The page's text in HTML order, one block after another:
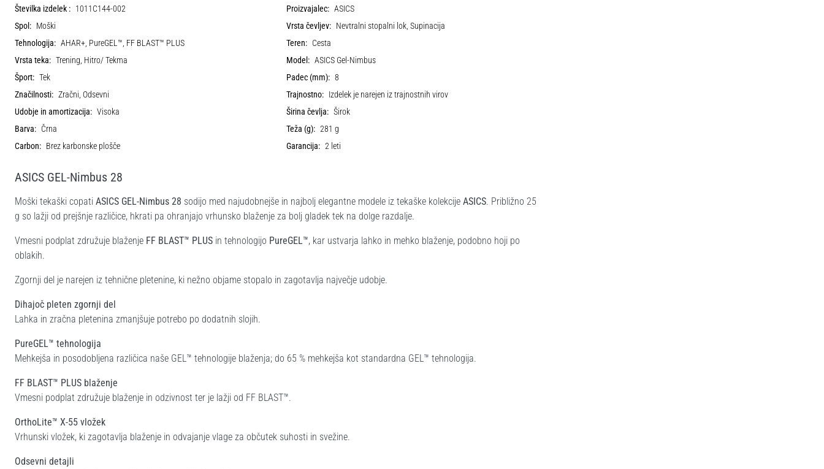
Številka izdelek : 1011C144-002 Proizvajalec: ASICS
Spol: Moški Vrsta čevljev: Nevtralni stopalni lok, Supinacija
Tehnologija: AHAR+, PureGEL™, FF BLAST™ PLUS Teren: Cesta
Vrsta teka: Trening, Hitro/ Tekma Model: ASICS Gel-Nimbus
Šport: Tek Padec (mm): 8
Značilnosti: Zračni, Odsevni Trajnostno: Izdelek je narejen iz trajnostnih virov
Udobje in amortizacija: Visoka Širina čevlja: Širok
Barva: Črna Teža (g): 281 g
Carbon: Brez karbonske plošče Garancija: 2 leti
ASICS GEL-Nimbus 28
Moški tekaški copati ASICS GEL-Nimbus 28 sodijo med najudobnejše in najbolj elegantne modele iz tekaške kolekcije ASICS. Približno 25
g so lažji od prejšnje različice, hkrati pa ohranjajo vrhunsko blaženje za bolj gladek tek na dolge razdalje.
Vmesni podplat združuje blaženje FF BLAST™ PLUS in tehnologijo PureGEL™, kar ustvarja lahko in mehko blaženje, podobno hoji po
oblakih.
Zgornji del je narejen iz tehnične pletenine, ki nežno objame stopalo in zagotavlja največje udobje.
Dihajoč pleten zgornji del
Lahka in zračna pletenina zmanjšuje potrebo po dodatnih slojih.
PureGEL™ tehnologija
Mehkejša in posodobljena različica naše GEL™ tehnologije blaženja; do 65 % mehkejša kot standardna GEL™ tehnologija.
FF BLAST™ PLUS blaženje
Vmesni podplat združuje blaženje in odzivnost ter je lažji od FF BLAST™.
OrthoLite™ X-55 vložek
Vrhunski vložek, ki zagotavlja blaženje in odvajanje vlage za občutek suhosti in svežine.
Odsevni detajli